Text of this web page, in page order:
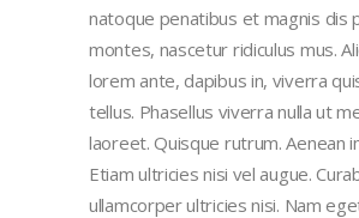
natoque penatibus et magnis dis
montes, nascetur ridiculus mus.
lorem ante, dapibus in, viverra
tellus. Phasellus viverra nulla ut
laoreet. Quisque rutrum. Aenean
Etiam ultricies nisi vel augue.
ullamcorper ultricies nisi. Nam